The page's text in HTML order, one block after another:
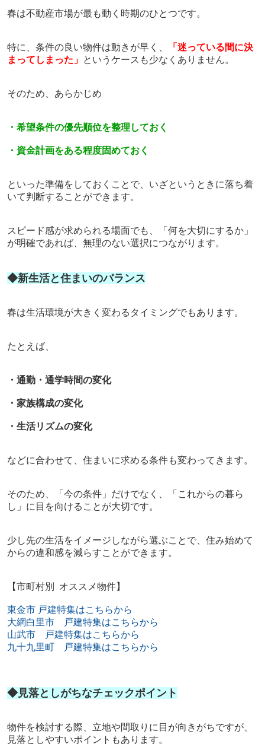
春は不動産市場が最も動く時期のひとつです。
特に、条件の良い物件は動きが早く、
「迷っている間に決
まってしまった」 というケースも少なくありません。
そのため、あらかじめ
・希望条件の優先順位を整理しておく
・資金計画をある程度固めておく
といった準備をしておくことで、いざというときに落ち着
いて判断することができます。
スピード感が求められる場面でも、「何を大切にするか」
が明確であれば、無理のない選択につながります。
◆新生活と住まいのバランス
春は生活環境が大きく変わるタイミングでもあります。
たとえば、
・通勤・通学時間の変化
・家族構成の変化
・生活リズムの変化
などに合わせて、住まいに求める条件も変わってきます。
そのため、「今の条件」だけでなく、「これからの暮ら
し」に目を向けることが大切です。
少し先の生活をイメージしながら選ぶことで、住み始めて
からの違和感を減らすことができます。
【市町村別 オススメ物件】
東金市 戸建特集はこちらから
大網白里市 戸建特集はこちらから
山武市 戸建特集はこちらから
九十九里町 戸建特集はこちらから
◆見落としがちなチェックポイント
物件を検討する際、立地や間取りに目が向きがちですが、
見落としやすいポイントもあります。